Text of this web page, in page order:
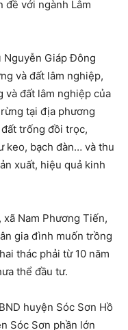
đề với ngành Lâm
Nguyễn Giáp Đông
và đất lâm nghiệp,
và đất lâm nghiệp của
tại địa phương
trống đồi trọc,
keo, bạch đàn… và thu
xuất, hiệu quả kinh
Nam Phương Tiến,
gia đình muốn trồng
thác phải từ 10 năm
thể đầu tư.
huyện Sóc Sơn Hồ
Sóc Sơn phần lớn